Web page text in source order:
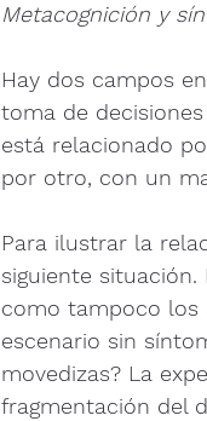
Metacognición y
Hay dos campos
toma de
está relacionado
por otro, con un
Para ilustrar la
siguiente
como tampoco los
escenario sin
movedizas? La
fragmentación del